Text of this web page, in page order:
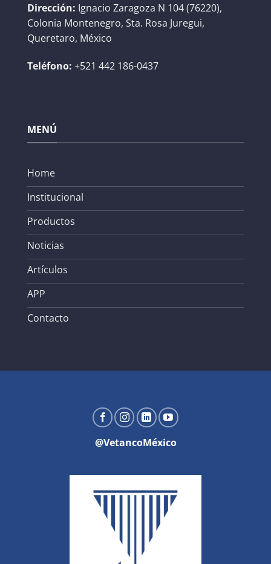
Dirección: Ignacio Zaragoza N 104 (76220),
Colonia Montenegro, Sta. Rosa Juregui,
Queretaro, México
Teléfono: +521 442 186-0437
MENÚ
Home
Institucional
Productos
Noticias
Artículos
APP
Contacto
@VetancoMéxico